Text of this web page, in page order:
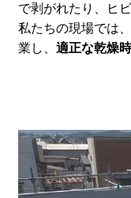
で剥がれたり、ヒ
私たちの現場では
業し、 適正な乾燥